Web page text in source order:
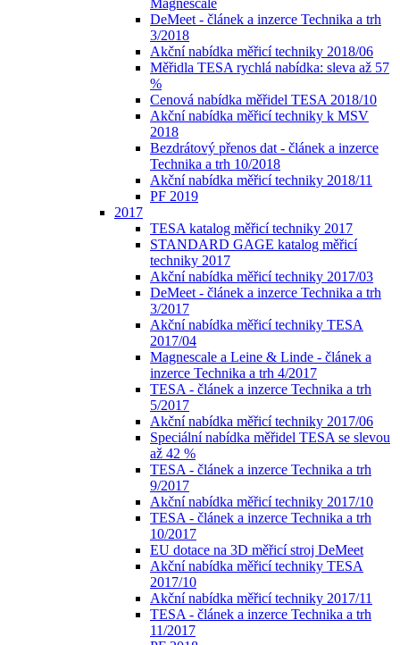
Magnescale
DeMeet - článek a inzerce Technika a trh
3/2018
Akční nabídka měřicí techniky 2018/06
Měřidla TESA rychlá nabídka: sleva až 57
%
Cenová nabídka měřidel TESA 2018/10
Akční nabídka měřicí techniky k MSV
2018
Bezdrátový přenos dat - článek a inzerce
Technika a trh 10/2018
Akční nabídka měřicí techniky 2018/11
PF 2019
2017
TESA katalog měřicí techniky 2017
STANDARD GAGE katalog měřicí
techniky 2017
Akční nabídka měřicí techniky 2017/03
DeMeet - článek a inzerce Technika a trh
3/2017
Akční nabídka měřicí techniky TESA
2017/04
Magnescale a Leine & Linde - článek a
inzerce Technika a trh 4/2017
TESA - článek a inzerce Technika a trh
5/2017
Akční nabídka měřicí techniky 2017/06
Speciální nabídka měřidel TESA se slevou
až 42 %
TESA - článek a inzerce Technika a trh
9/2017
Akční nabídka měřicí techniky 2017/10
TESA - článek a inzerce Technika a trh
10/2017
EU dotace na 3D měřicí stroj DeMeet
Akční nabídka měřicí techniky TESA
2017/10
Akční nabídka měřicí techniky 2017/11
TESA - článek a inzerce Technika a trh
11/2017